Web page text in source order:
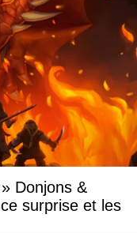
Donjons &
surprise et les